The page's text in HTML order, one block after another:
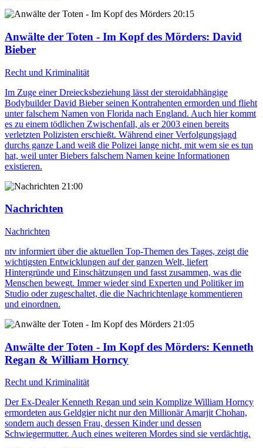
20:15
Anwälte der Toten - Im Kopf des Mörders: David
Bieber
Recht und Kriminalität
Im Zuge einer Dreiecksbeziehung lässt der steroidabhängige
Bodybuilder David Bieber seinen Kontrahenten ermorden und flieht
unter falschem Namen von Florida nach England. Auch hier kommt
es zu einem tödlichen Zwischenfall, als er 2003 einen bereits
verletzten Polizisten erschießt. Während einer Verfolgungsjagd
durchs ganze Land weiß die Polizei lange nicht, mit wem sie es tun
hat, weil unter Biebers falschem Namen keine Informationen
existieren.
21:00
Nachrichten
Nachrichten
ntv informiert über die aktuellen Top-Themen des Tages, zeigt die
wichtigsten Entwicklungen auf der ganzen Welt, liefert
Hintergründe und Einschätzungen und fasst zusammen, was die
Menschen bewegt. Immer wieder sind Experten und Politiker im
Studio oder zugeschaltet, die die Nachrichtenlage kommentieren
und einordnen.
21:05
Anwälte der Toten - Im Kopf des Mörders: Kenneth
Regan & William Horncy
Recht und Kriminalität
Der Ex-Dealer Kenneth Regan und sein Komplize William Horncy
ermordeten aus Geldgier nicht nur den Millionär Amarjit Chohan,
sondern auch dessen Frau, dessen Kinder und dessen
Schwiegermutter. Auch eines weiteren Mordes sind sie verdächtig.